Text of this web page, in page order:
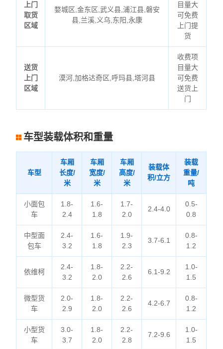
上门
取货
区域
婺城区,金东区,武义县,浦江县,磐安
县,兰溪,义乌,东阳,永康
目量大
可免费
上门提
货
送货
上门
区域
漠河,加格达奇区,呼玛县,塔河县
收费项
目量大
可免费
送货上
门
车型装载体积和重量
车型
车厢
长度/
米
车厢
宽度/
米
车厢
高度/
米
装载体
积/立方
装载
重量/
吨
小面包
车
1.8-
2.4
1.6-
1.8
1.7-
2.0
2.4-4.0
0.5-
0.8
中型面
包车
2.4-
3.2
1.6-
1.8
1.9-
2.3
3.7-6.1
0.8-
1.2
依维柯
2.4-
3.2
1.8-
2.0
2.2-
2.6
6.1-9.2
1.0-
1.5
微型货
车
2.0-
2.9
1.8-
2.0
2.2-
2.6
4.2-6.7
0.8-
1.2
小型货
车
3.0-
3.7
1.8-
2.0
2.2-
2.8
7.2-9.6
1.0-
1.5